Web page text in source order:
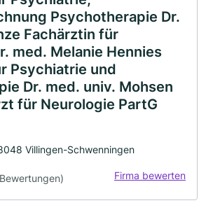
Psychotherapie Dr.
Fachärztin für
med. Melanie Hennies
Psychiatrie und
Dr. med. univ. Mohsen
für Neurologie PartG
Villingen-Schwenningen
Firma bewerten